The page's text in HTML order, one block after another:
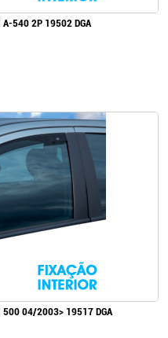
A-540 2P 19502 DGA
500 04/2003> 19517 DGA